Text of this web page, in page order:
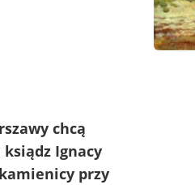
chcą
Ignacy
przy